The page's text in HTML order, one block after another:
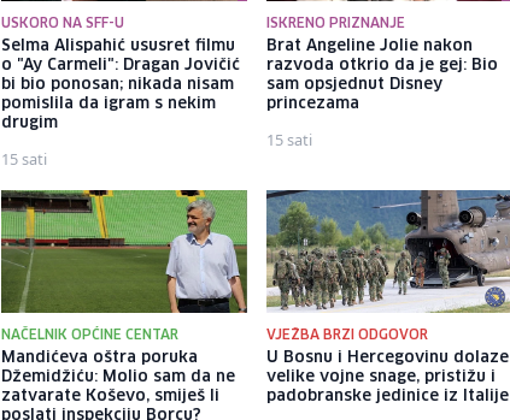
USKORO NA SFF-U
Selma Alispahić ususret filmu
o "Ay Carmeli": Dragan Jovičić
bi bio ponosan; nikada nisam
pomislila da igram s nekim
drugim
15 sati
ISKRENO PRIZNANJE
Brat Angeline Jolie nakon
razvoda otkrio da je gej: Bio
sam opsjednut Disney
princezama
15 sati
NAČELNIK OPĆINE CENTAR
Mandićeva oštra poruka
Džemidžiću: Molio sam da ne
zatvarate Koševo, smiješ li
poslati inspekciju Borcu?
VJEŽBA BRZI ODGOVOR
U Bosnu i Hercegovinu dolaze
velike vojne snage, pristižu i
padobranske jedinice iz Italije